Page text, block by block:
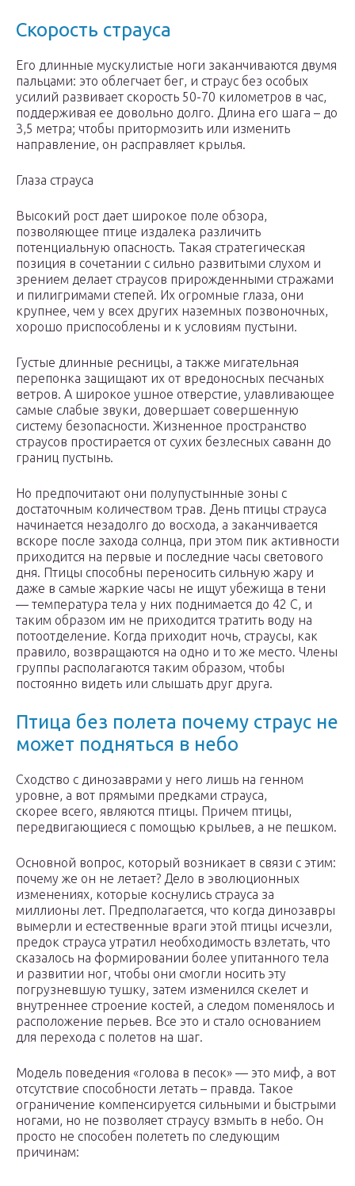
Скорость страуса
Его длинные мускулистые ноги заканчиваются двумя
пальцами: это облегчает бег, и страус без особых
усилий развивает скорость 50-70 километров в час,
поддерживая ее довольно долго. Длина его шага – до
3,5 метра; чтобы притормозить или изменить
направление, он расправляет крылья.
Глаза страуса
Высокий рост дает широкое поле обзора,
позволяющее птице издалека различить
потенциальную опасность. Такая стратегическая
позиция в сочетании с сильно развитыми слухом и
зрением делает страусов прирожденными стражами
и пилигримами степей. Их огромные глаза, они
крупнее, чем у всех других наземных позвоночных,
хорошо приспособлены и к условиям пустыни.
Густые длинные ресницы, а также мигательная
перепонка защищают их от вредоносных песчаных
ветров. А широкое ушное отверстие, улавливающее
самые слабые звуки, довершает совершенную
систему безопасности. Жизненное пространство
страусов простирается от сухих безлесных саванн до
границ пустынь.
Но предпочитают они полупустынные зоны с
достаточным количеством трав. День птицы страуса
начинается незадолго до восхода, а заканчивается
вскоре после захода солнца, при этом пик активности
приходится на первые и последние часы светового
дня. Птицы способны переносить сильную жару и
даже в самые жаркие часы не ищут убежища в тени
— температура тела у них поднимается до 42 С, и
таким образом им не приходится тратить воду на
потоотделение. Когда приходит ночь, страусы, как
правило, возвращаются на одно и то же место. Члены
группы располагаются таким образом, чтобы
постоянно видеть или слышать друг друга.
Птица без полета почему страус не
может подняться в небо
Сходство с динозаврами у него лишь на генном
уровне, а вот прямыми предками страуса,
скорее всего, являются птицы. Причем птицы,
передвигающиеся с помощью крыльев, а не пешком.
Основной вопрос, который возникает в связи с этим:
почему же он не летает? Дело в эволюционных
изменениях, которые коснулись страуса за
миллионы лет. Предполагается, что когда динозавры
вымерли и естественные враги этой птицы исчезли,
предок страуса утратил необходимость взлетать, что
сказалось на формировании более упитанного тела
и развитии ног, чтобы они смогли носить эту
погрузневшую тушку, затем изменился скелет и
внутреннее строение костей, а следом поменялось и
расположение перьев. Все это и стало основанием
для перехода с полетов на шаг.
Модель поведения «голова в песок» — это миф, а вот
отсутствие способности летать – правда. Такое
ограничение компенсируется сильными и быстрыми
ногами, но не позволяет страусу взмыть в небо. Он
просто не способен полететь по следующим
причинам: